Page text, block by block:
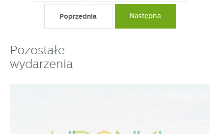
Poprzednia Następna
Pozostałe
wydarzenia